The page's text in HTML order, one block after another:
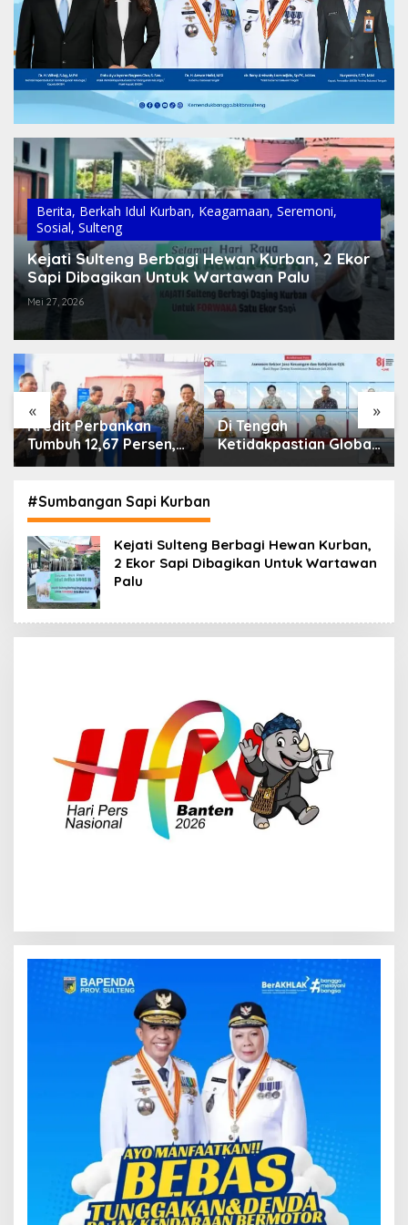
Berita, Berkah Idul Kurban, Keagamaan, Seremoni,
Sosial, Sulteng
Kejati Sulteng Berbagi Hewan Kurban, 2 Ekor
Sapi Dibagikan Untuk Wartawan Palu
Mei 27, 2026
« »
Di Tengah
Ketidakpastian Global,
OJK Pastikan
Keuangan Tetap
Terjaga
IHSG Menguat, Jumlah
Investor Pasar Modal
Tembus 30 Juta per
#Sumbangan Sapi Kurban
Kejati Sulteng Berbagi Hewan Kurban,
2 Ekor Sapi Dibagikan Untuk Wartawan
Palu